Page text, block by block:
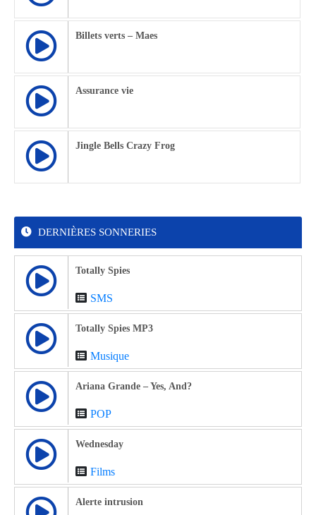
Billets verts – Maes
Assurance vie
Jingle Bells Crazy Frog
DERNIÈRES SONNERIES
Totally Spies
SMS
Totally Spies MP3
Musique
Ariana Grande – Yes, And?
POP
Wednesday
Films
Alerte intrusion